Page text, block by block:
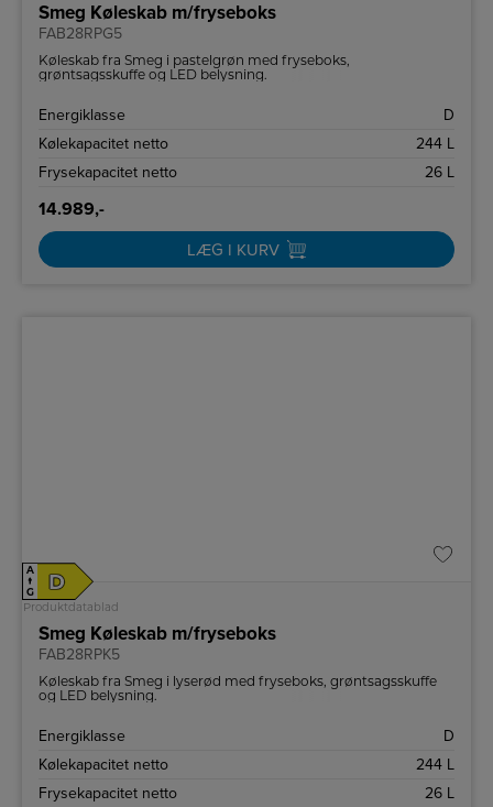
Smeg Køleskab m/fryseboks
FAB28RPG5
Køleskab fra Smeg i pastelgrøn med fryseboks,
grøntsagsskuffe og LED belysning.
Energiklasse
D
Kølekapacitet netto
244 L
Frysekapacitet netto
26 L
14.989,-
LÆG I KURV
A
↑
G
D
Produktdatablad
Smeg Køleskab m/fryseboks
FAB28RPK5
Køleskab fra Smeg i lyserød med fryseboks, grøntsagsskuffe
og LED belysning.
Energiklasse
D
Kølekapacitet netto
244 L
Frysekapacitet netto
26 L